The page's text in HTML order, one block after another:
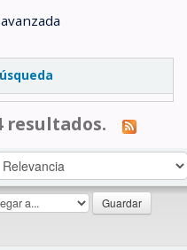
resultados.